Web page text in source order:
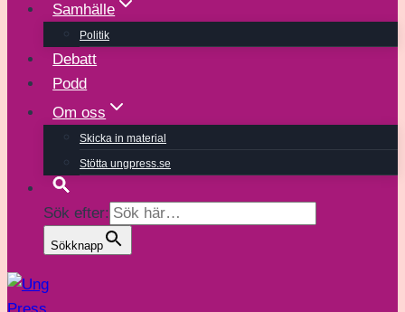
Samhälle
Politik
Debatt
Podd
Om oss
Skicka in material
Stötta ungpress.se
Sök efter:
Sökknapp